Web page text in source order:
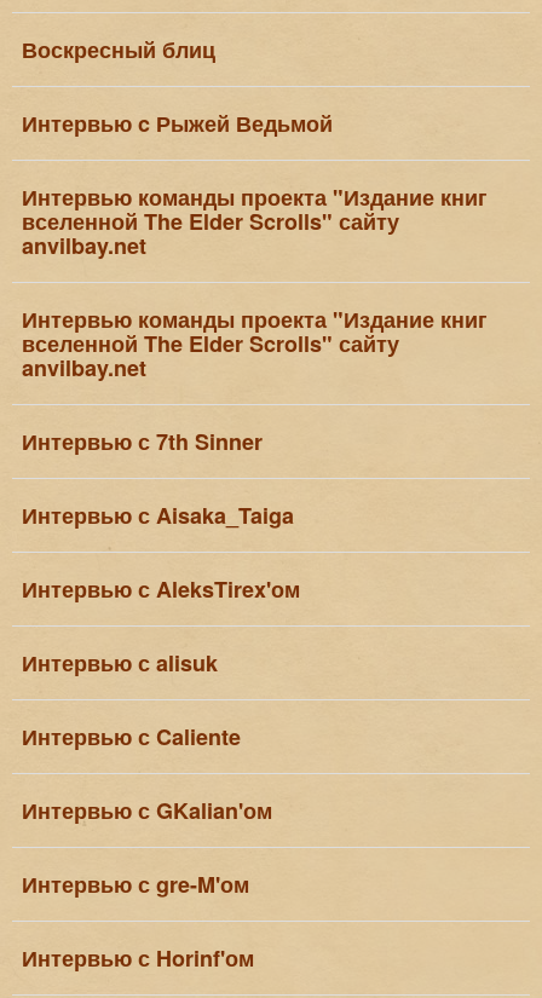
Воскресный блиц
Интервью c Рыжей Ведьмой
Интервью команды проекта "Издание книг
вселенной The Elder Scrolls" сайту
anvilbay.net
Интервью команды проекта "Издание книг
вселенной The Elder Scrolls" сайту
anvilbay.net
Интервью с 7th Sinner
Интервью с Aisaka_Taiga
Интервью с AleksTirex'ом
Интервью с alisuk
Интервью с Caliente
Интервью с GKalian'ом
Интервью с gre-M'ом
Интервью с Horinf'ом